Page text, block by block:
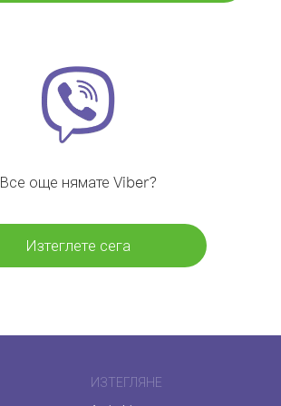
Все още нямате Viber?
Изтеглете сега
ИЗТЕГЛЯНЕ